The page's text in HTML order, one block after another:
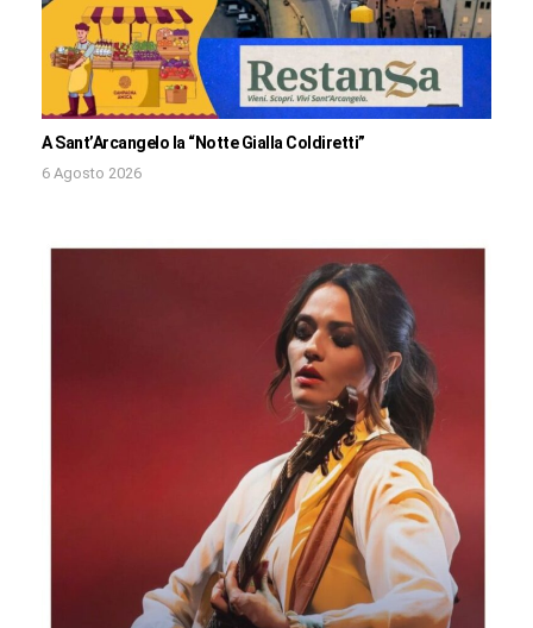
A Sant’Arcangelo la “Notte Gialla Coldiretti”
6 Agosto 2026